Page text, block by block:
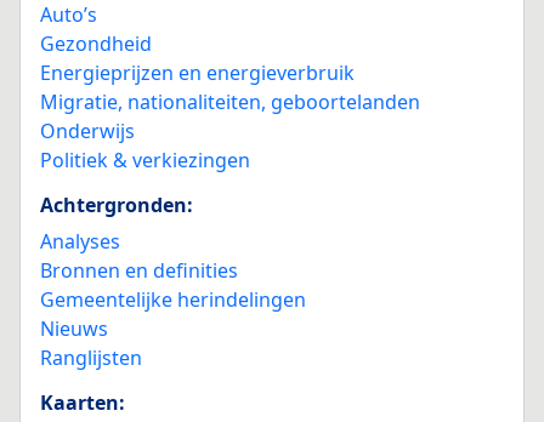
Auto’s
Gezondheid
Energieprijzen en energieverbruik
Migratie, nationaliteiten, geboortelanden
Onderwijs
Politiek & verkiezingen
Achtergronden:
Analyses
Bronnen en definities
Gemeentelijke herindelingen
Nieuws
Ranglijsten
Kaarten: